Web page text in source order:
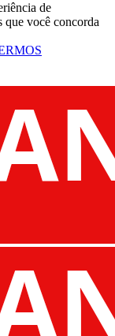
de
que você concorda